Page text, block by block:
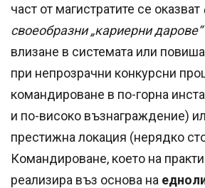
част от магистратите се оказват
своеобразни „кариерни дарове“
влизане в системата или
при непрозрачни конкурсни
командироване в по-горна
и по-високо възнаграждение)
престижна локация (нерядко
Командироване, което на
реализира въз основа на